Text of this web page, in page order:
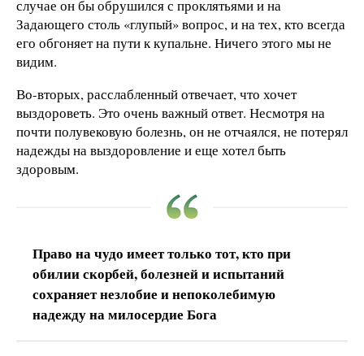
случае он бы обрушился с проклятьями и на
Задающего столь «глупый» вопрос, и на тех, кто всегда
его обгоняет на пути к купальне. Ничего этого мы не
видим.
Во-вторых, расслабленный отвечает, что хочет
выздороветь. Это очень важный ответ. Несмотря на
почти полувековую болезнь, он не отчаялся, не потерял
надежды на выздоровление и еще хотел быть
здоровым.
Право на чудо имеет только тот, кто при
обилии скорбей, болезней и испытаний
сохраняет незлобие и непоколебимую
надежду на милосердие Бога